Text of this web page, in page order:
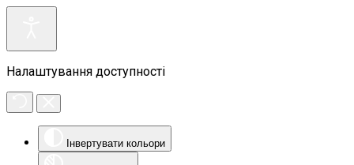
Налаштування доступності
Інвертувати кольори